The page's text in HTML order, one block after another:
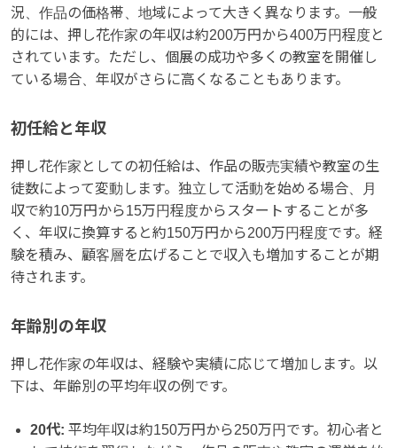
況、作品の価格帯、地域によって大きく異なります。一般
的には、押し花作家の年収は約200万円から400万円程度と
されています。ただし、個展の成功や多くの教室を開催し
ている場合、年収がさらに高くなることもあります。
初任給と年収
押し花作家としての初任給は、作品の販売実績や教室の生
徒数によって変動します。独立して活動を始める場合、月
収で約10万円から15万円程度からスタートすることが多
く、年収に換算すると約150万円から200万円程度です。経
験を積み、顧客層を広げることで収入も増加することが期
待されます。
年齢別の年収
押し花作家の年収は、経験や実績に応じて増加します。以
下は、年齢別の平均年収の例です。
20代: 平均年収は約150万円から250万円です。初心者と